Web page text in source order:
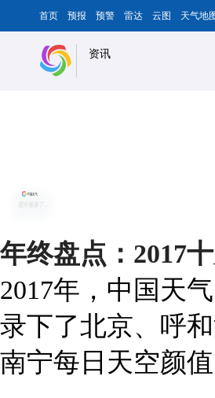
首页 预报 预警 雷达 云图 天气地
资讯
年终盘点：2017
2017年，中国天
录下了北京、呼
南宁每日天空颜值